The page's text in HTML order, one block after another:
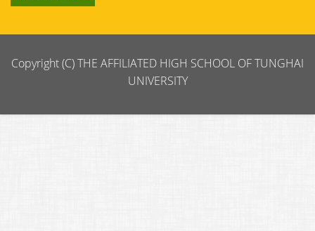
Copyright (C) THE AFFILIATED HIGH SCHOOL OF TUNGHAI
UNIVERSITY